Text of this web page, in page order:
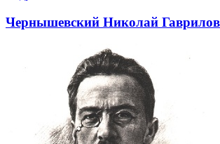
Чернышевский Николай